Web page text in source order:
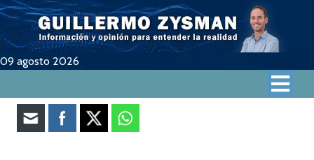
09 agosto 2026